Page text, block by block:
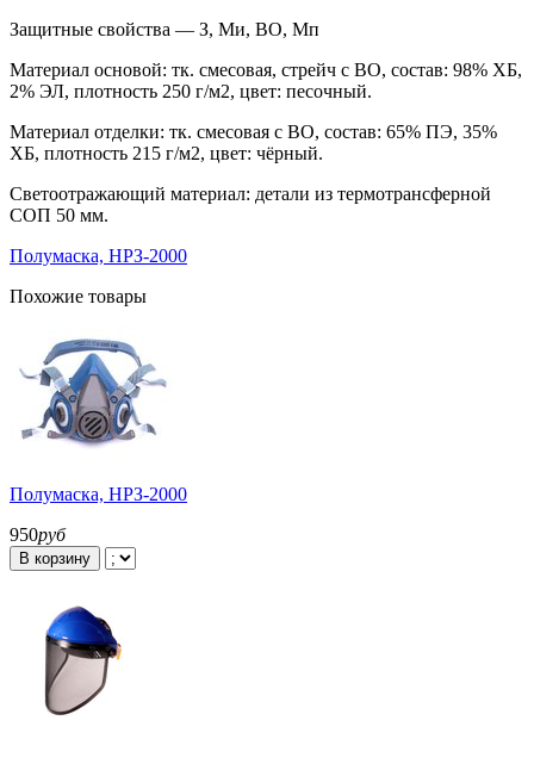
Защитные свойства — З, Ми, ВО, Мп
Материал основой: тк. смесовая, стрейч с ВО, состав: 98% ХБ,
2% ЭЛ, плотность 250 г/м2, цвет: песочный.
Материал отделки: тк. смесовая с ВО, состав: 65% ПЭ, 35%
ХБ, плотность 215 г/м2, цвет: чёрный.
Светоотражающий материал: детали из термотрансферной
СОП 50 мм.
Полумаска, НРЗ-2000
Похожие товары
Полумаска, НРЗ-2000
950руб
В корзину